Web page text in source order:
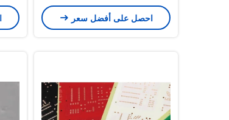
احصل على أفضل سعر